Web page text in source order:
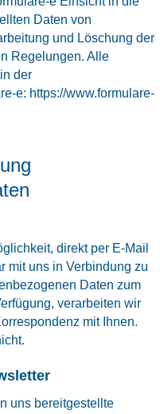
Daten von
und Löschung der
Regelungen. Alle
der
e: https://www.formulare-
direkt per E-Mail
mit uns in Verbindung zu
Daten zum
verarbeiten wir
mit Ihnen.
uns bereitgestellte